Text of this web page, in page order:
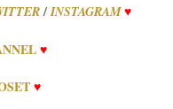
/ INSTAGRAM ♥
♥
♥